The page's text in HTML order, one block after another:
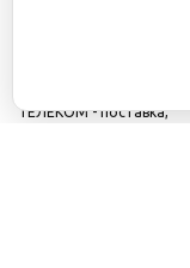
ТЕЛЕКОМ - поставка,